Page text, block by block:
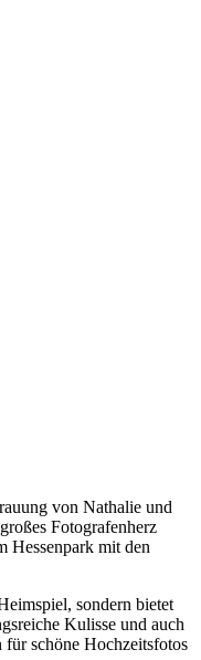
von Nathalie und
Fotografenherz
Hessenpark mit den
sondern bietet
Kulisse und auch
für schöne Hochzeitsfotos